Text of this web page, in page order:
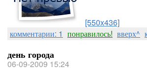
[550x436]
комментарии: 1 понравилось! вверх^
день города
06-09-2009 15:24